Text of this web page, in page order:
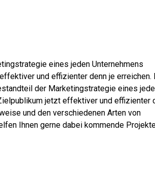
eines jeden Unternehmens
und effizienter denn je erreichen.
der Marketingstrategie eines
jetzt effektiver und effizienter
und den verschiedenen Arten von
Ihnen gerne dabei kommende